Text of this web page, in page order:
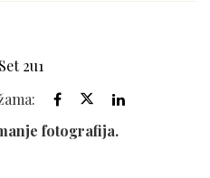
Set 2u1
fotografija.